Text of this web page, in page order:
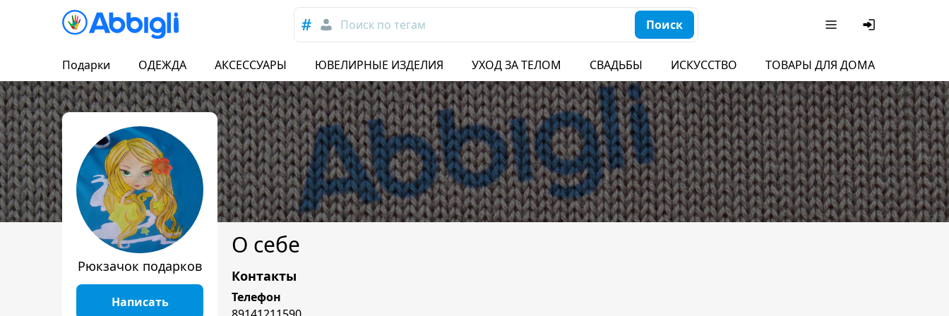
Поиск по тегам Поиск
Подарки ОДЕЖДА АКСЕССУАРЫ ЮВЕЛИРНЫЕ ИЗДЕЛИЯ УХОД ЗА ТЕЛОМ СВАДЬБЫ ИСКУССТВО ТОВАРЫ ДЛЯ ДОМА
Рюкзачок подарков
Написать
О себе
Контакты
Телефон